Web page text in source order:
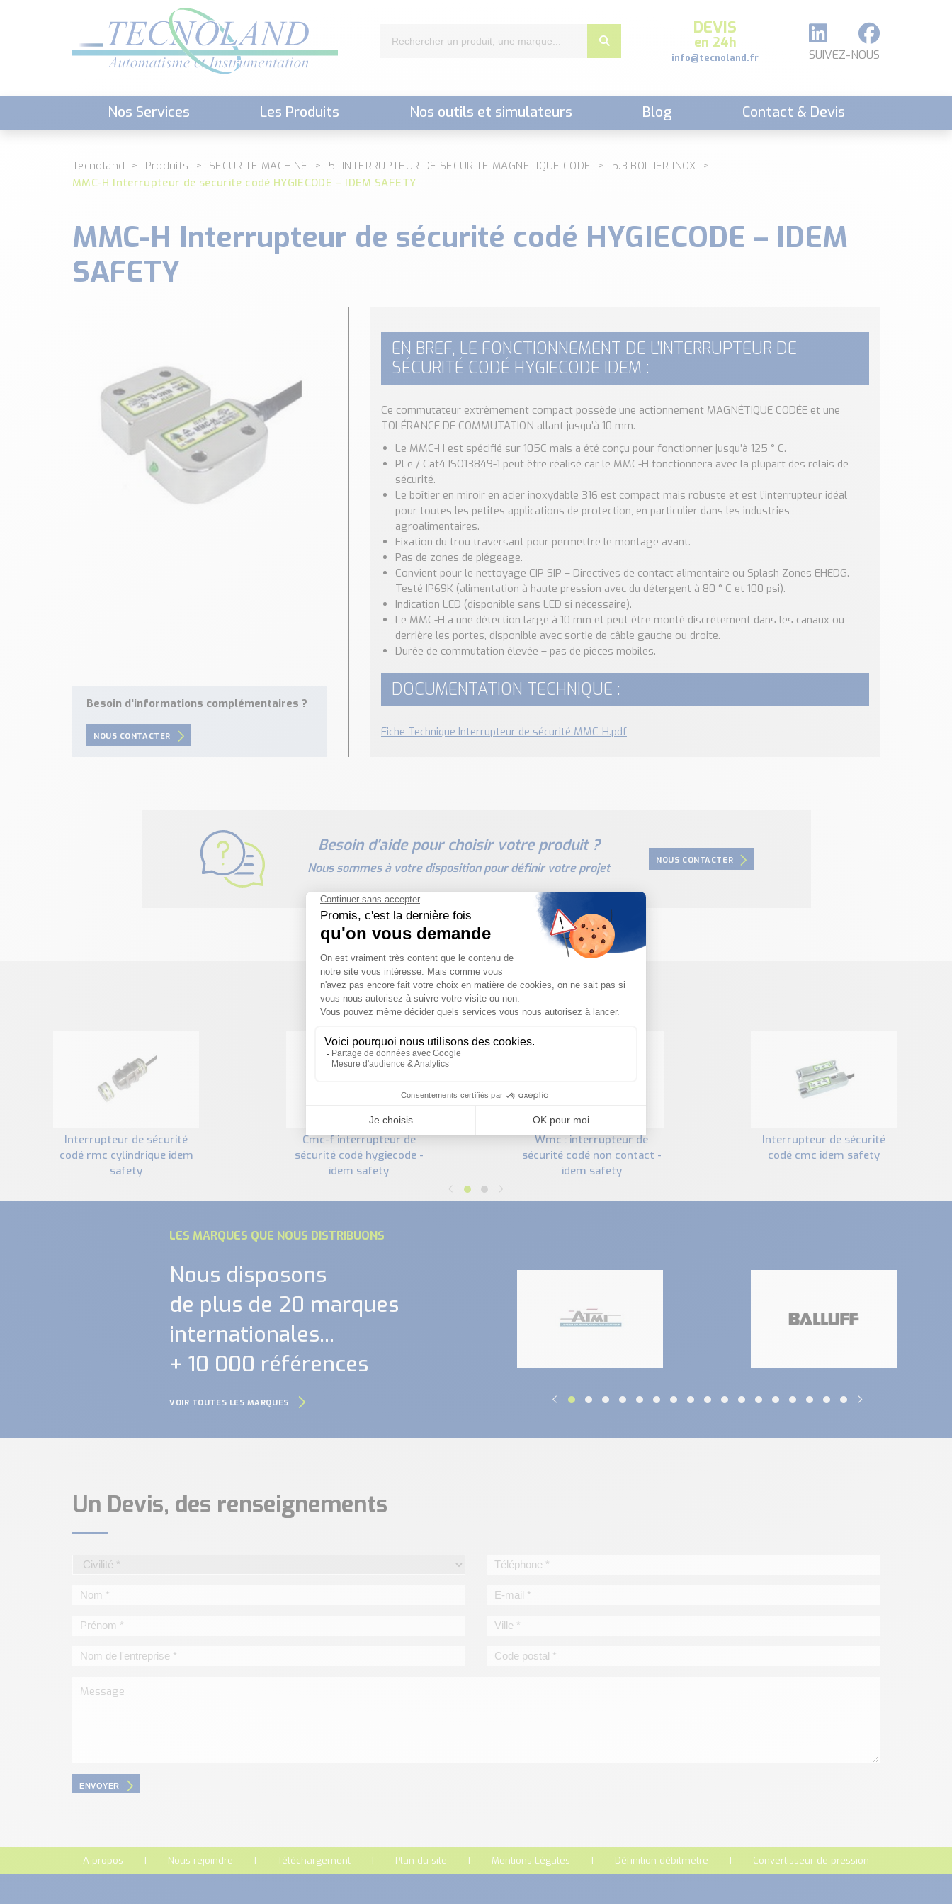
DEVIS
en 24h
info@tecnoland.fr SUIVEZ-NOUS
Nos Services Les Produits Nos outils et simulateurs Blog Contact & Devis
Tecnoland Produits SECURITE MACHINE 5- INTERRUPTEUR DE SECURITE MAGNETIQUE CODE
5.3 BOITIER INOX
MMC-H Interrupteur de sécurité codé HYGIECODE – IDEM SAFETY
MMC-H Interrupteur de sécurité codé HYGIECODE – IDEM
SAFETY
Besoin d'informations complémentaires ?
NOUS CONTACTER
EN BREF, LE FONCTIONNEMENT DE L’INTERRUPTEUR DE
SÉCURITÉ CODÉ HYGIECODE IDEM :
Ce commutateur extrêmement compact possède une actionnement MAGNÉTIQUE CODÉE et une
TOLÉRANCE DE COMMUTATION allant jusqu’à 10 mm.
Le MMC-H est spécifié sur 105C mais a été conçu pour fonctionner jusqu’à 125 ° C.
PLe / Cat4 ISO13849-1 peut être réalisé car le MMC-H fonctionnera avec la plupart des relais de
sécurité.
Le boîtier en miroir en acier inoxydable 316 est compact mais robuste et est l’interrupteur idéal
pour toutes les petites applications de protection, en particulier dans les industries
agroalimentaires.
Fixation du trou traversant pour permettre le montage avant.
Pas de zones de piégeage.
Convient pour le nettoyage CIP SIP – Directives de contact alimentaire ou Splash Zones EHEDG.
Testé IP69K (alimentation à haute pression avec du détergent à 80 ° C et 100 psi).
Indication LED (disponible sans LED si nécessaire).
Le MMC-H a une détection large à 10 mm et peut être monté discrètement dans les canaux ou
derrière les portes, disponible avec sortie de câble gauche ou droite.
Durée de commutation élevée – pas de pièces mobiles.
DOCUMENTATION TECHNIQUE :
Fiche Technique Interrupteur de sécurité MMC-H.pdf
Besoin d'aide pour choisir votre produit ?
Nous sommes à votre disposition pour définir votre projet NOUS CONTACTER
PRODUITS SIMILAIRES
interrupteur de sécurité
codé rmc cylindrique idem
safety
cmc-f interrupteur de
sécurité codé hygiecode -
idem safety
wmc : interrupteur de
sécurité codé non contact -
idem safety
interrupteur de sécurité
codé cmc idem safety
LES MARQUES QUE NOUS DISTRIBUONS
Nous disposons
de plus de 20 marques
internationales...
+ 10 000 références
VOIR TOUTES LES MARQUES
Un Devis, des renseignements
ENVOYER
A propos Nous rejoindre Téléchargement Plan du site Mentions Légales Définition débitmètre Convertisseur de pression